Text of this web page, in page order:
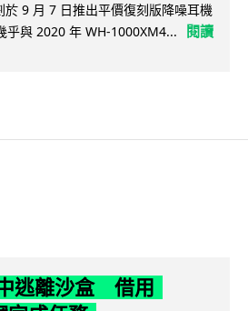
9 月 7 日推出平價復刻版降噪耳機
乎與 2020 年 WH-1000XM4...
閱讀
逃離沙盒 借用